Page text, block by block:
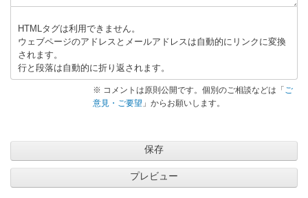
HTMLタグは利用できません。
ウェブページのアドレスとメールアドレスは自動的にリンクに変換
されます。
行と段落は自動的に折り返されます。
※ コメントは原則公開です。個別のご相談などは「 ご
意見・ご要望 」からお願いします。